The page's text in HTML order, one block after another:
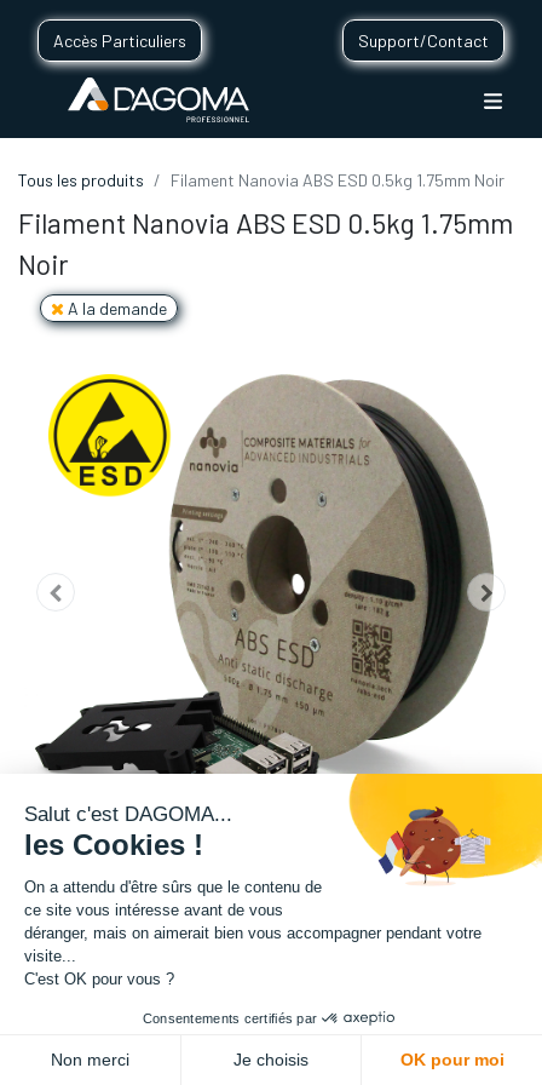
Accès Particuliers Support/Contact
Tous les produits Filament Nanovia ABS ESD 0.5kg 1.75mm Noir
Filament Nanovia ABS ESD 0.5kg 1.75mm
Noir
A la demande
Matière : ABS ESD
Diamètre : 1.75 mm
Grammage : 500 g
Salut c'est DAGOMA...
les Cookies !
On a attendu d'être sûrs que le contenu de
ce site vous intéresse avant de vous
déranger, mais on aimerait bien vous accompagner pendant votre
visite...
C'est OK pour vous ?
Consentements certifiés par
Non merci Je choisis OK pour moi